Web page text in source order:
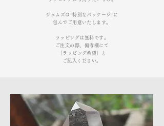
ジェムズは”特別なパッケージ”に
包んでご用意いたします。
ラッピングは無料です。
ご注文の際、備考欄にて
「ラッピング希望」と
​ご記入ください。